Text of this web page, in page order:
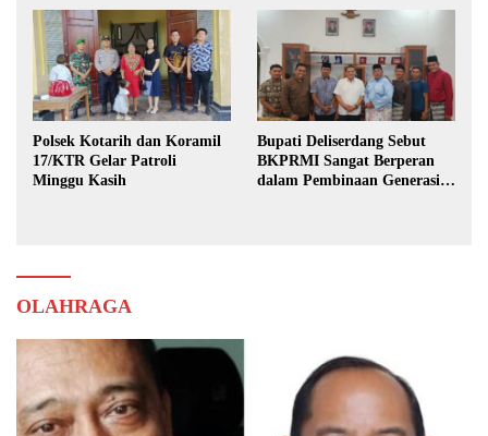
Polsek Kotarih dan Koramil
17/KTR Gelar Patroli
Minggu Kasih
Bupati Deliserdang Sebut
BKPRMI Sangat Berperan
dalam Pembinaan Generasi
OLAHRAGA